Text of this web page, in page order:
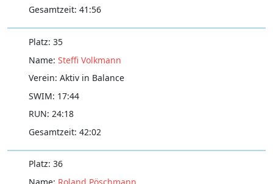
41:56
35
Steffi Volkmann
Aktiv in Balance
17:44
24:18
42:02
36